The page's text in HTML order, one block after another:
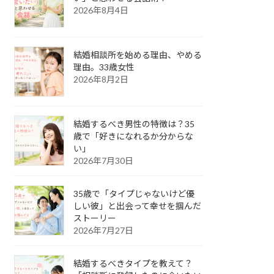
2026年8月4日
結婚相談所を始める理由、やめる
理由。33歳女性
2026年8月2日
結婚するべき男性の特徴は？35
歳で「好きになれるか分からな
い」
2026年7月30日
35歳で「タイプじゃないけど優
しい彼」と出会って幸せを掴んだ
ストーリー
2026年7月27日
結婚するべきタイプを教えて？